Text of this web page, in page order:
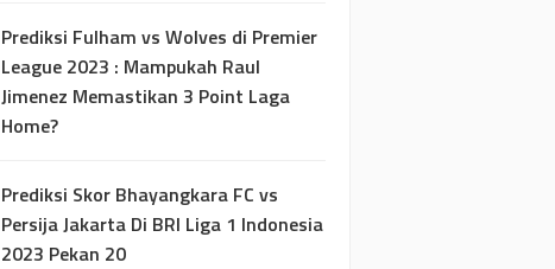
Prediksi Fulham vs Wolves di Premier
League 2023 : Mampukah Raul
Jimenez Memastikan 3 Point Laga
Home?
Prediksi Skor Bhayangkara FC vs
Persija Jakarta Di BRI Liga 1 Indonesia
2023 Pekan 20